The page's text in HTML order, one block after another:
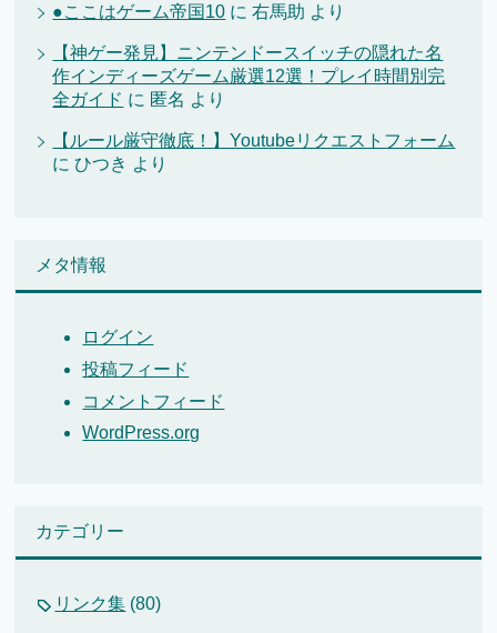
●ここはゲーム帝国10 に右馬助 より
【神ゲー発見】ニンテンドースイッチの隠れた名
作インディーズゲーム厳選12選！プレイ時間別完
全ガイド に 匿名 より
【ルール厳守徹底！】Youtubeリクエストフォーム
にひつき より
メタ情報
ログイン
投稿フィード
コメントフィード
WordPress.org
カテゴリー
リンク集 (80)